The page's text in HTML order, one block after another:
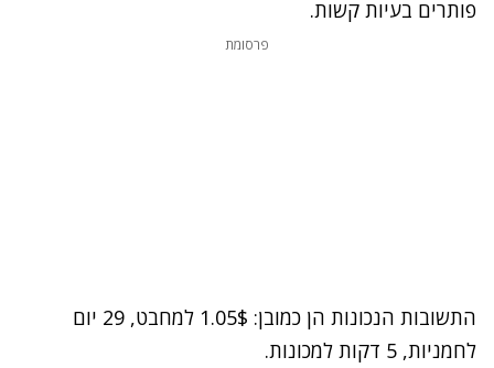
פותרים בעיות קשות.
פרסומת
התשובות הנכונות הן כמובן: 1.05$ למחבט, 29 יום
לחמניות, 5 דקות למכונות.